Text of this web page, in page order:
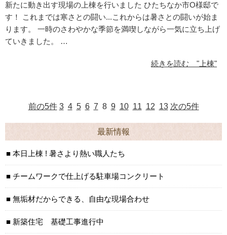
新たに動き出す現場の上棟を行いました ひたちなか市O様邸で
す！ これまでは寒さとの闘い...これからは暑さとの闘いが始ま
ります。 一時のさわやかな季節を満喫しながら一気に立ち上げ
ていきました。 …
続きを読む "上棟"
前の5件 3 4 5 6 7 8 9 10 11 12 13 次の5件
最新情報
本日上棟 ! 暑さより熱い職人たち
チームワークで仕上げる駐車場コンクリート
無垢材だからできる、自由な現場合わせ
新築住宅 基礎工事進行中